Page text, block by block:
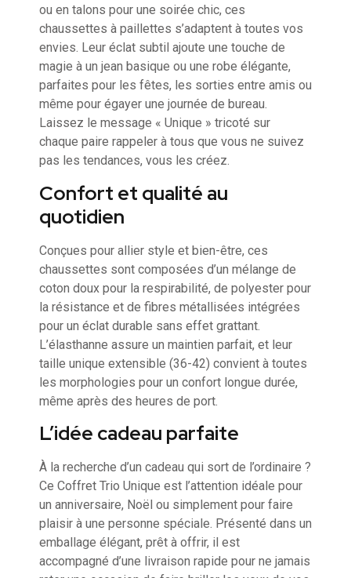
ou en talons pour une soirée chic, ces
chaussettes à paillettes s’adaptent à toutes vos
envies. Leur éclat subtil ajoute une touche de
magie à un jean basique ou une robe élégante,
parfaites pour les fêtes, les sorties entre amis ou
même pour égayer une journée de bureau.
Laissez le message « Unique » tricoté sur
chaque paire rappeler à tous que vous ne suivez
pas les tendances, vous les créez.
Confort et qualité au
quotidien
Conçues pour allier style et bien-être, ces
chaussettes sont composées d’un mélange de
coton doux pour la respirabilité, de polyester pour
la résistance et de fibres métallisées intégrées
pour un éclat durable sans effet grattant.
L’élasthanne assure un maintien parfait, et leur
taille unique extensible (36-42) convient à toutes
les morphologies pour un confort longue durée,
même après des heures de port.
L’idée cadeau parfaite
À la recherche d’un cadeau qui sort de l’ordinaire ?
Ce Coffret Trio Unique est l’attention idéale pour
un anniversaire, Noël ou simplement pour faire
plaisir à une personne spéciale. Présenté dans un
emballage élégant, prêt à offrir, il est
accompagné d’une livraison rapide pour ne jamais